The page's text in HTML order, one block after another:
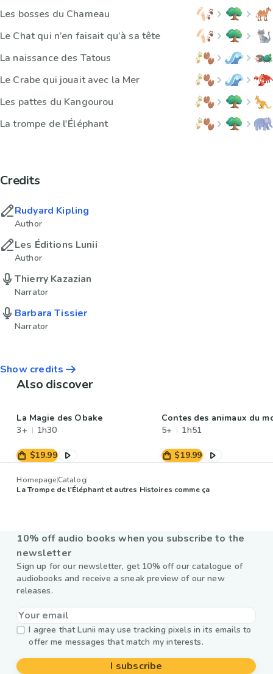
Les bosses du Chameau
Le Chat qui n’en faisait qu’à sa tête
La naissance des Tatous
Le Crabe qui jouait avec la Mer
Les pattes du Kangourou
La trompe de l'Éléphant
Credits
Rudyard Kipling
Author
Les Éditions Lunii
Author
Thierry Kazazian
Narrator
Barbara Tissier
Narrator
Show credits
Also discover
La Magie des Obake
3+
1h30
$19.99
Contes des animaux du
5+
1h51
$19.99
HomepageCatalog
La Trompe de l'Éléphant et autres Histoires comme ça
10% off audio books when you subscribe to the
newsletter
Sign up for our newsletter, get 10% off our catalogue of
audiobooks and receive a sneak preview of our new
releases.
I agree that Lunii may use tracking pixels in its emails to
offer me messages that match my interests.
I subscribe